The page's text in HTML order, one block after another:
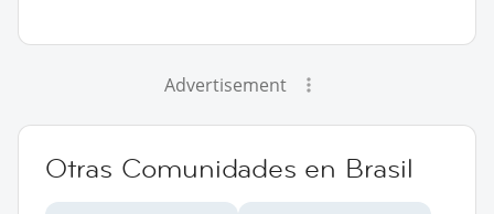
Advertisement
Otras Comunidades en Brasil